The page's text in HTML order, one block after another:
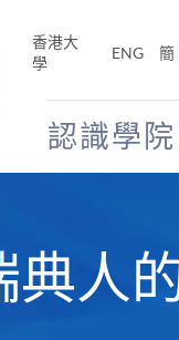
香港大
學
ENG 簡
認識學院
典人